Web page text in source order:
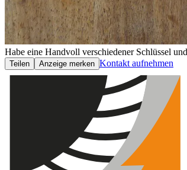
Habe eine Handvoll verschiedener Schlüssel
Teilen Anzeige merken Kontakt aufnehmen